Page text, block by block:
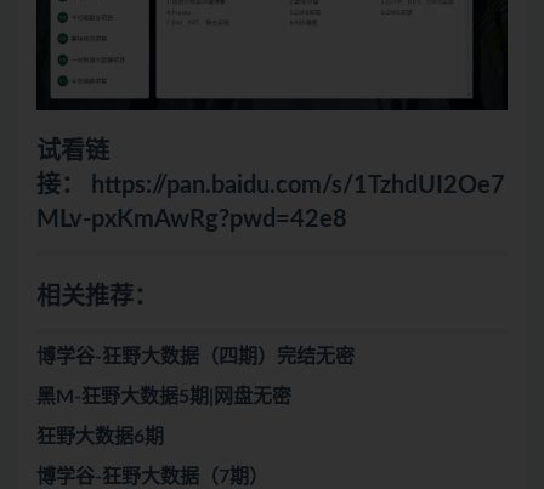
试看链
接：
https://pan.baidu.com/s/1TzhdUI2Oe7
MLv-pxKmAwRg?pwd=42e8
相关推荐：
博学谷-狂野大数据（四期）完结无密
黑M-狂野大数据5期|网盘无密
狂野大数据6期
博学谷-狂野大数据（7期）